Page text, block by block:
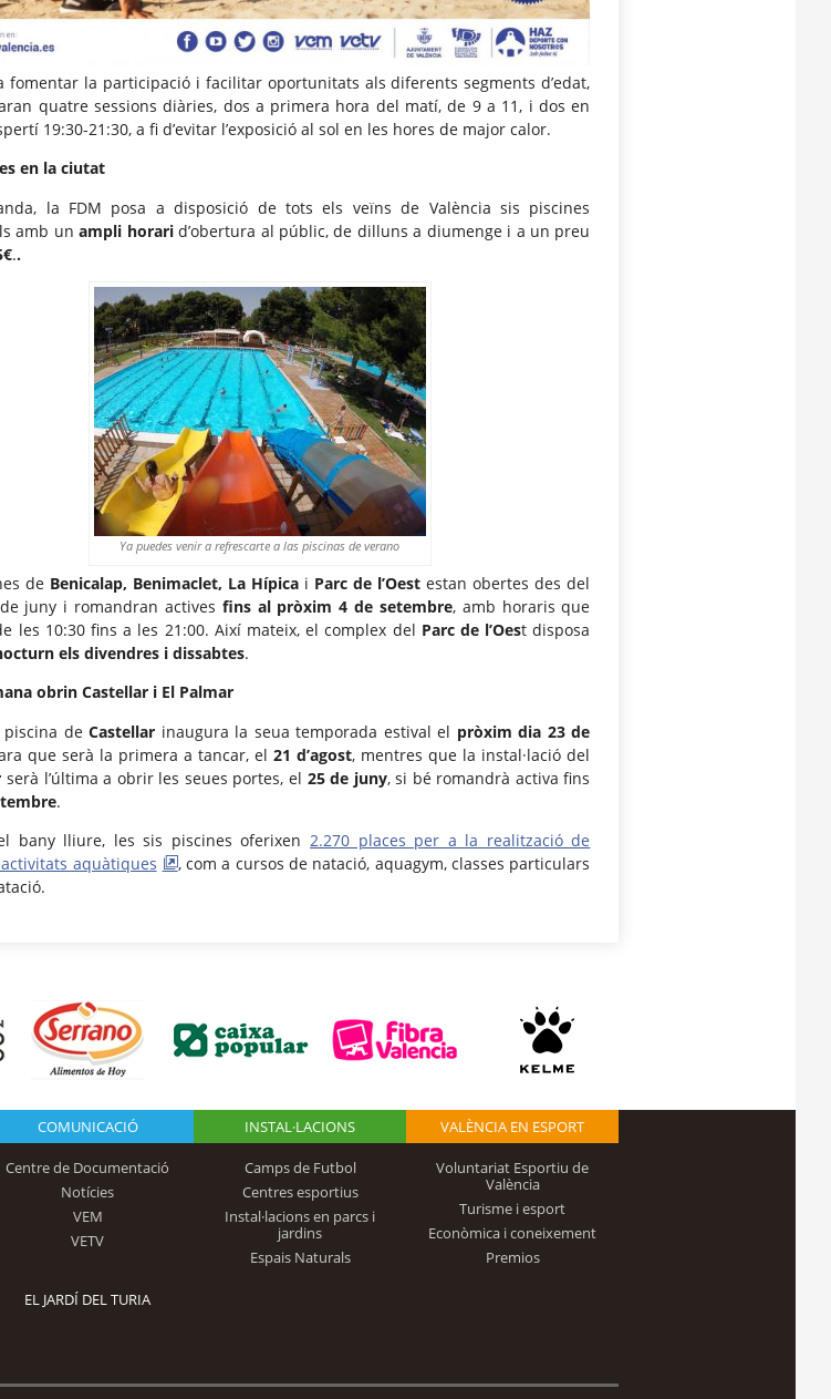
fomentar la participació i facilitar oportunitats als diferents segments d’edat,
quatre sessions diàries, dos a primera hora del matí, de 9 a 11, i dos en
19:30-21:30, a fi d’evitar l’exposició al sol en les hores de major calor.
en la ciutat
la FDM posa a disposició de tots els veïns de València sis piscines
amb unampli horarid’obertura al públic, de dilluns a diumenge i a un preu
..
Ya puedes venir a refrescarte a las piscinas de verano
de Benicalap, Benimaclet, La Hípica i Parc de l’Oest estan obertes des del
juny i romandran actives fins al pròxim 4 de setembre, amb horaris que
les 10:30 fins a les 21:00. Així mateix, el complex del Parc de l’Oest disposa
els divendres i dissabtes.
obrin Castellar i El Palmar
piscina deCastellar inaugura la seua temporada estival el pròxim dia 23 de
que serà la primera a tancar, el21 d’agost, mentres que la instal·lació del
serà l’última a obrir les seues portes, el 25 de juny, si bé romandrà activa fins
.
bany lliure, les sis piscines oferixen2.270 places per a la realització de
aquàtiques
, com a cursos de natació, aquagym, classes particulars
COMUNICACIÓ
Centre de Documentació
Notícies
VEM
VETV
INSTAL·LACIONS
Camps de Futbol
Centres esportius
Instal·lacions en parcs i
jardins
Espais Naturals
VALÈNCIA EN ESPORT
Voluntariat Esportiu de
València
Turisme i esport
Econòmica i coneixement
Premios
EL JARDÍ DEL TURIA